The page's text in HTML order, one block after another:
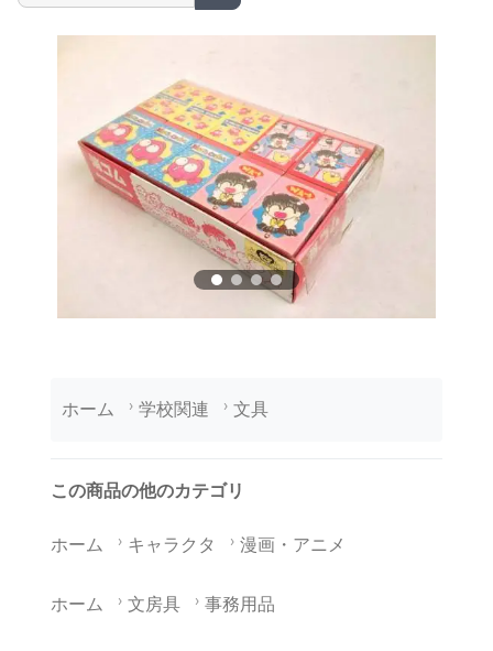
ホーム 学校関連 文具
この商品の他のカテゴリ
ホーム キャラクタ 漫画・アニメ
ホーム 文房具 事務用品